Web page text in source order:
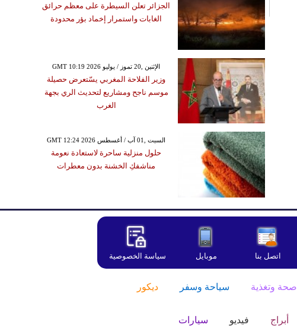
الجزائر تعلن السيطرة على معظم حرائق
الغابات واستمرار إخماد بؤر محدودة
GMT 10:19 2026 الإثنين ,20 تموز / يوليو
وزير الفلاحة المغربي يسّتعرض حصيلة
موسم ناجح ومشاريع لتحديث الري بجهة
الغرب
GMT 12:24 2026 السبت ,01 آب / أغسطس
حلول منزلية ساحرة لاستعادة نعومة
مناشفكِ الخشنة بدون معطرات
سياسة الخصوصية اتصل بنا
صحة وتغذية سياحة وسفر ديكور
أبراج فيديو سيارات